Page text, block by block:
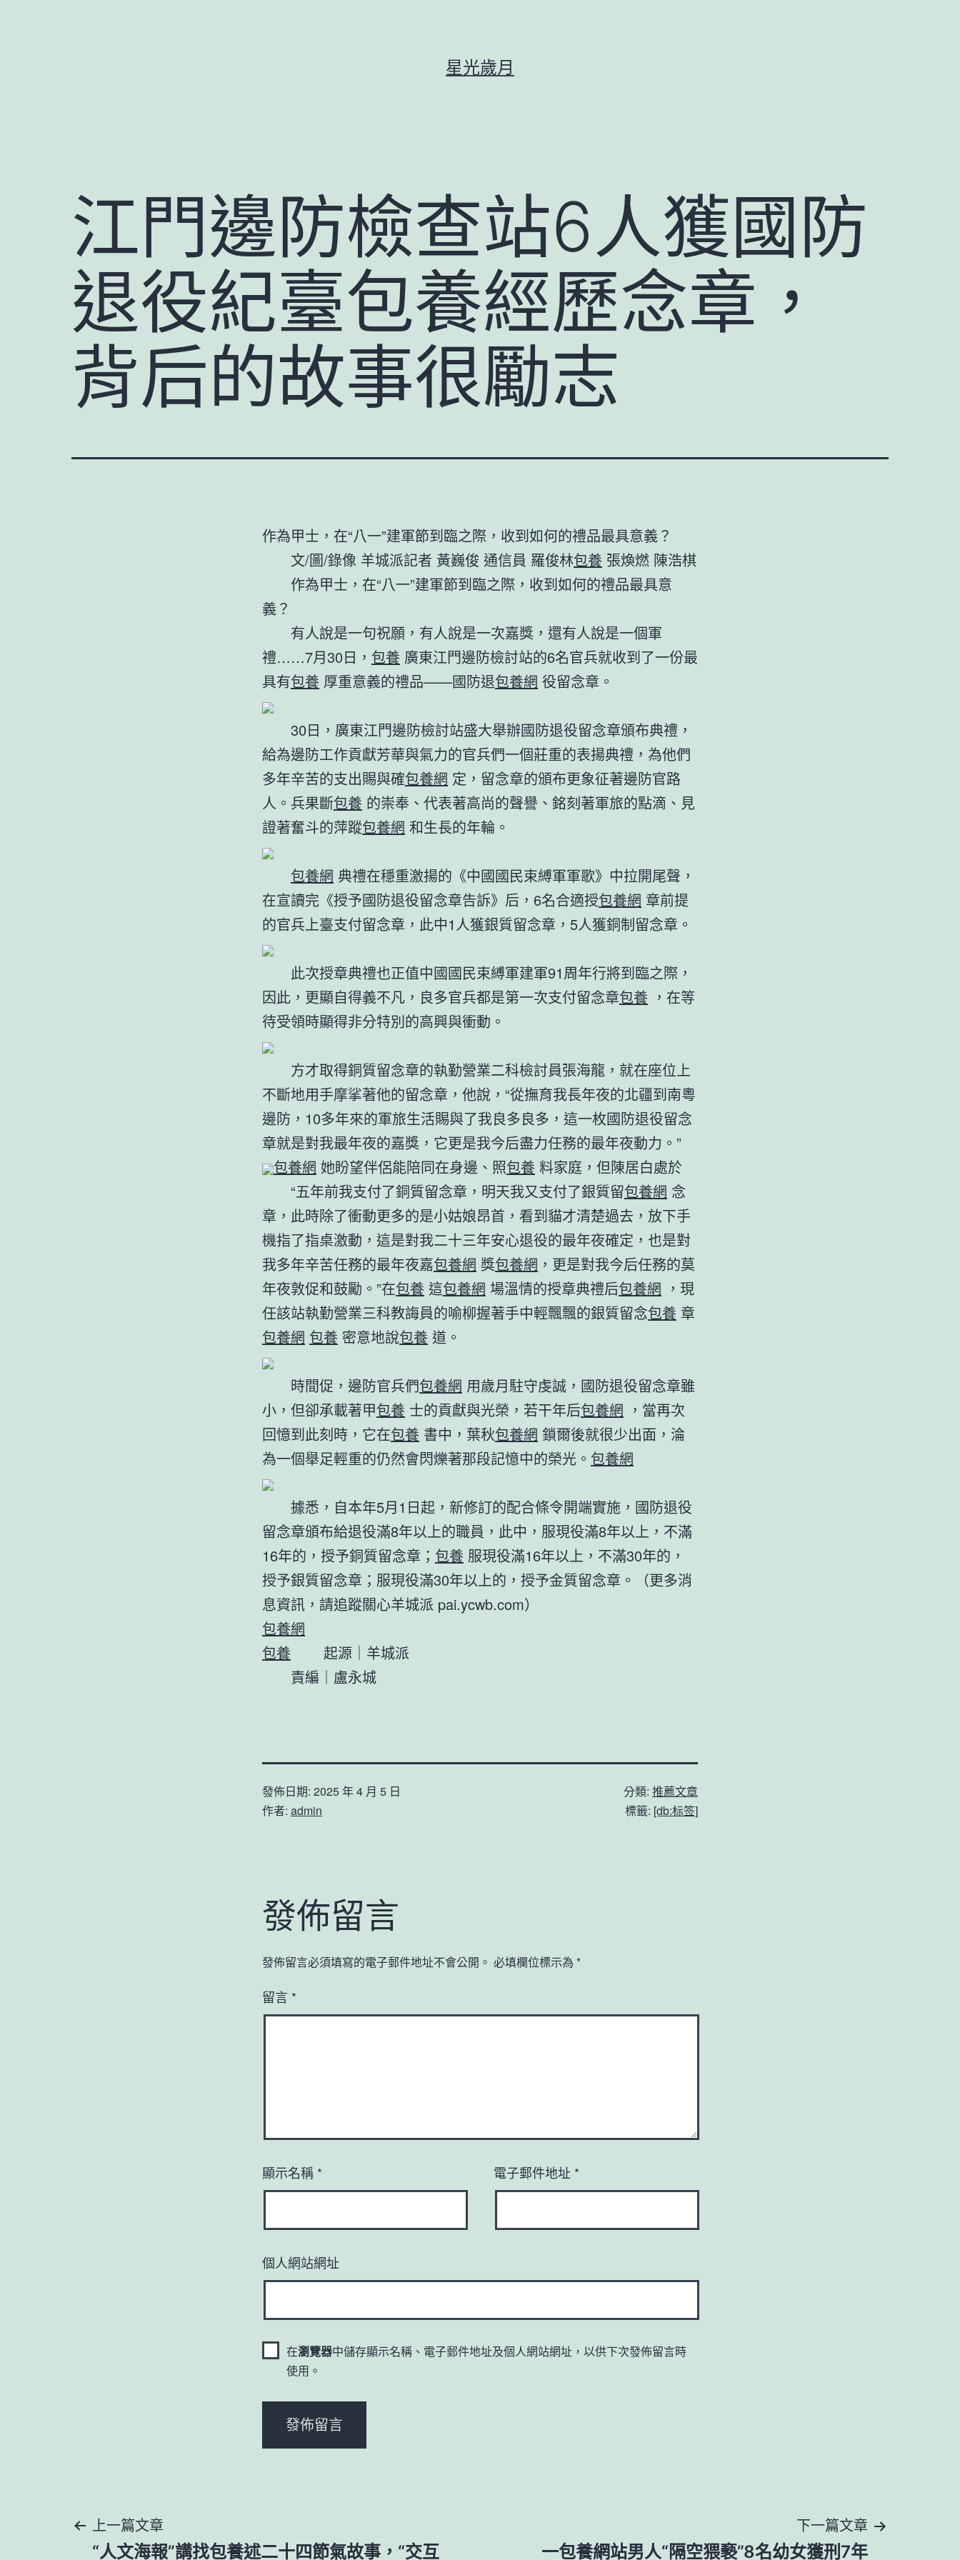
星光歲月
江門邊防檢查站6人獲國防
退役紀臺包養經歷念章，
背后的故事很勵志
作為甲士，在“八一”建軍節到臨之際，收到如何的禮品最具意義？
文/圖/錄像 羊城派記者 黃巍俊 通信員 羅俊林包養 張煥燃 陳浩棋
作為甲士，在“八一”建軍節到臨之際，收到如何的禮品最具意
義？
有人說是一句祝願，有人說是一次嘉獎，還有人說是一個軍
禮……7月30日， 包養 廣東江門邊防檢討站的6名官兵就收到了一份最
具有包養 厚重意義的禮品——國防退包養網 役留念章。
30日，廣東江門邊防檢討站盛大舉辦國防退役留念章頒布典禮，
給為邊防工作貢獻芳華與氣力的官兵們一個莊重的表揚典禮，為他們
多年辛苦的支出賜與確包養網 定，留念章的頒布更象征著邊防官路
人。兵果斷包養 的崇奉、代表著高尚的聲譽、銘刻著軍旅的點滴、見
證著奮斗的萍蹤包養網 和生長的年輪。
包養網 典禮在穩重激揚的《中國國民束縛軍軍歌》中拉開尾聲，
在宣讀完《授予國防退役留念章告訴》后，6名合適授包養網 章前提
的官兵上臺支付留念章，此中1人獲銀質留念章，5人獲銅制留念章。
此次授章典禮也正值中國國民束縛軍建軍91周年行將到臨之際，
因此，更顯自得義不凡，良多官兵都是第一次支付留念章包養 ，在等
待受領時顯得非分特別的高興與衝動。
方才取得銅質留念章的執勤營業二科檢討員張海龍，就在座位上
不斷地用手摩挲著他的留念章，他說，“從撫育我長年夜的北疆到南粵
邊防，10多年來的軍旅生活賜與了我良多良多，這一枚國防退役留念
章就是對我最年夜的嘉獎，它更是我今后盡力任務的最年夜動力。”
包養網 她盼望伴侶能陪同在身邊、照包養 料家庭，但陳居白處於
“五年前我支付了銅質留念章，明天我又支付了銀質留包養網 念
章，此時除了衝動更多的是小姑娘昂首，看到貓才清楚過去，放下手
機指了指桌激動，這是對我二十三年安心退役的最年夜確定，也是對
我多年辛苦任務的最年夜嘉包養網 獎包養網 ，更是對我今后任務的莫
年夜敦促和鼓勵。”在包養 這包養網 場溫情的授章典禮后包養網 ，現
任該站執勤營業三科教誨員的喻柳握著手中輕飄飄的銀質留念包養 章
包養網 包養 密意地說包養 道。
時間促，邊防官兵們包養網 用歲月駐守虔誠，國防退役留念章雖
小，但卻承載著甲包養 士的貢獻與光榮，若干年后包養網 ，當再次
回憶到此刻時，它在包養 書中，葉秋包養網 鎖爾後就很少出面，淪
為一個舉足輕重的仍然會閃爍著那段記憶中的榮光。 包養網
據悉，自本年5月1日起，新修訂的配合條令開端實施，國防退役
留念章頒布給退役滿8年以上的職員，此中，服現役滿8年以上，不滿
16年的，授予銅質留念章； 包養 服現役滿16年以上，不滿30年的，
授予銀質留念章；服現役滿30年以上的，授予金質留念章。（更多消
息資訊，請追蹤關心羊城派 pai.ycwb.com）
包養網
包養 起源｜羊城派
責編｜盧永城
發佈日期: 2025 年 4 月 5 日
作者: admin
分類: 推薦文章
標籤: [db:标签]
發佈留言
發佈留言必須填寫的電子郵件地址不會公開。 必填欄位標示為 *
留言 *
顯示名稱 * 電子郵件地址 *
個人網站網址
在瀏覽器中儲存顯示名稱、電子郵件地址及個人網站網址，以供下次發佈留言時
使用。
文上一篇文章
“人文海報”講找包養述二十四節氣故事，“交互
下一篇文章
一包養網站男人“隔空猥褻”8名幼女獲刑7年